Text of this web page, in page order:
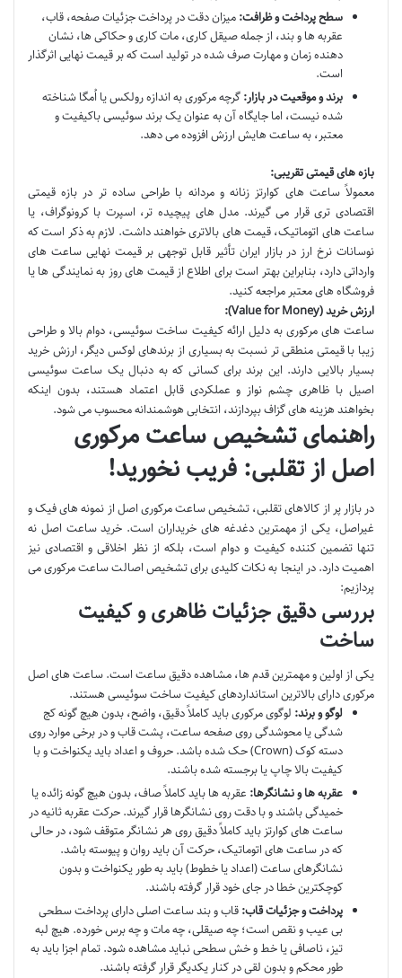
سطح پرداخت و ظرافت: میزان دقت در پرداخت جزئیات صفحه، قاب،
عقربه ها و بند، از جمله صیقل کاری، مات کاری و حکاکی ها، نشان
دهنده زمان و مهارت صرف شده در تولید است که بر قیمت نهایی اثرگذار
است.
برند و موقعیت در بازار: گرچه مرکوری به اندازه رولکس یا اُمگا شناخته
شده نیست، اما جایگاه آن به عنوان یک برند سوئیسی باکیفیت و
معتبر، به ساعت هایش ارزش افزوده می دهد.
بازه های قیمتی تقریبی:
معمولاً ساعت های کوارتز زنانه و مردانه با طراحی ساده تر در بازه قیمتی
اقتصادی تری قرار می گیرند. مدل های پیچیده تر، اسپرت با کرونوگراف، یا
ساعت های اتوماتیک، قیمت های بالاتری خواهند داشت. لازم به ذکر است که
نوسانات نرخ ارز در بازار ایران تأثیر قابل توجهی بر قیمت نهایی ساعت های
وارداتی دارد، بنابراین بهتر است برای اطلاع از قیمت های روز به نمایندگی ها یا
فروشگاه های معتبر مراجعه کنید.
ارزش خرید (Value for Money):
ساعت های مرکوری به دلیل ارائه کیفیت ساخت سوئیسی، دوام بالا و طراحی
زیبا با قیمتی منطقی تر نسبت به بسیاری از برندهای لوکس دیگر، ارزش خرید
بسیار بالایی دارند. این برند برای کسانی که به دنبال یک ساعت سوئیسی
اصیل با ظاهری چشم نواز و عملکردی قابل اعتماد هستند، بدون اینکه
بخواهند هزینه های گزاف بپردازند، انتخابی هوشمندانه محسوب می شود.
راهنمای تشخیص ساعت مرکوری
اصل از تقلبی: فریب نخورید!
در بازار پر از کالاهای تقلبی، تشخیص ساعت مرکوری اصل از نمونه های فیک و
غیراصل، یکی از مهمترین دغدغه های خریداران است. خرید ساعت اصل نه
تنها تضمین کننده کیفیت و دوام است، بلکه از نظر اخلاقی و اقتصادی نیز
اهمیت دارد. در اینجا به نکات کلیدی برای تشخیص اصالت ساعت مرکوری می
پردازیم:
بررسی دقیق جزئیات ظاهری و کیفیت
ساخت
یکی از اولین و مهمترین قدم ها، مشاهده دقیق ساعت است. ساعت های اصل
مرکوری دارای بالاترین استانداردهای کیفیت ساخت سوئیسی هستند.
لوگو و برند: لوگوی مرکوری باید کاملاً دقیق، واضح، بدون هیچ گونه کج
شدگی یا محوشدگی روی صفحه ساعت، پشت قاب و در برخی موارد روی
دسته کوک (Crown) حک شده باشد. حروف و اعداد باید یکنواخت و با
کیفیت بالا چاپ یا برجسته شده باشند.
عقربه ها و نشانگرها: عقربه ها باید کاملاً صاف، بدون هیچ گونه زائده یا
خمیدگی باشند و با دقت روی نشانگرها قرار گیرند. حرکت عقربه ثانیه در
ساعت های کوارتز باید کاملاً دقیق روی هر نشانگر متوقف شود، در حالی
که در ساعت های اتوماتیک، حرکت آن باید روان و پیوسته باشد.
نشانگرهای ساعت (اعداد یا خطوط) باید به طور یکنواخت و بدون
کوچکترین خطا در جای خود قرار گرفته باشند.
پرداخت و جزئیات قاب: قاب و بند ساعت اصلی دارای پرداخت سطحی
بی عیب و نقص است؛ چه صیقلی، چه مات و چه برس خورده. هیچ لبه
تیز، ناصافی یا خط و خش سطحی نباید مشاهده شود. تمام اجزا باید به
طور محکم و بدون لقی در کنار یکدیگر قرار گرفته باشند.